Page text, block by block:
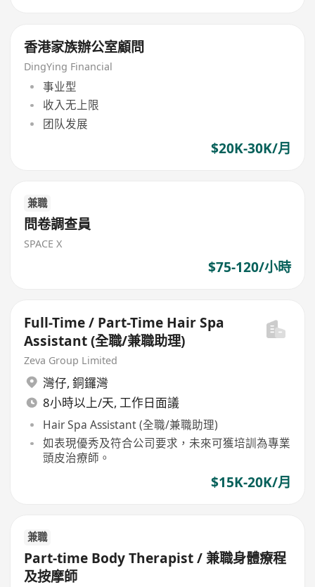
香港家族辦公室顧問
DingYing Financial
事业型
收入无上限
团队发展
$20K-30K/月
兼職
問卷調查員
SPACE X
$75-120/小時
Full-Time / Part-Time Hair Spa
Assistant (全職/兼職助理)
Zeva Group Limited
灣仔, 銅鑼灣
8小時以上/天, 工作日面議
Hair Spa Assistant (全職/兼職助理)
如表現優秀及符合公司要求，未來可獲培訓為專業
頭皮治療師。
$15K-20K/月
兼職
Part-time Body Therapist / 兼職身體療程
及按摩師